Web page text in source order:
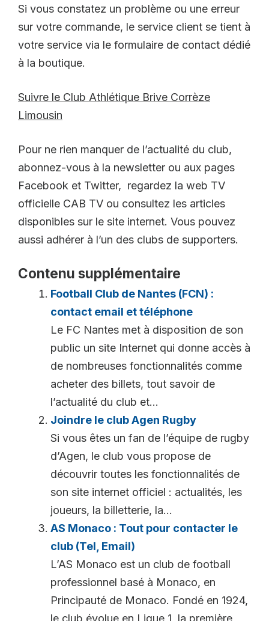
Si vous constatez un problème ou une erreur
sur votre commande, le service client se tient à
votre service via le formulaire de contact dédié
à la boutique.
Suivre le Club Athlétique Brive Corrèze
Limousin
Pour ne rien manquer de l’actualité du club,
abonnez-vous à la newsletter ou aux pages
Facebook et Twitter, regardez la web TV
officielle CAB TV ou consultez les articles
disponibles sur le site internet. Vous pouvez
aussi adhérer à l’un des clubs de supporters.
Contenu supplémentaire
Football Club de Nantes (FCN) :
contact email et téléphone
Le FC Nantes met à disposition de son
public un site Internet qui donne accès à
de nombreuses fonctionnalités comme
acheter des billets, tout savoir de
l’actualité du club et...
Joindre le club Agen Rugby
Si vous êtes un fan de l’équipe de rugby
d’Agen, le club vous propose de
découvrir toutes les fonctionnalités de
son site internet officiel : actualités, les
joueurs, la billetterie, la...
AS Monaco : Tout pour contacter le
club (Tel, Email)
L’AS Monaco est un club de football
professionnel basé à Monaco, en
Principauté de Monaco. Fondé en 1924,
le club évolue en Ligue 1, la première